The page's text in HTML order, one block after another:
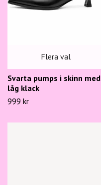
Flera val
Svarta pumps i skinn med
låg klack
999 kr